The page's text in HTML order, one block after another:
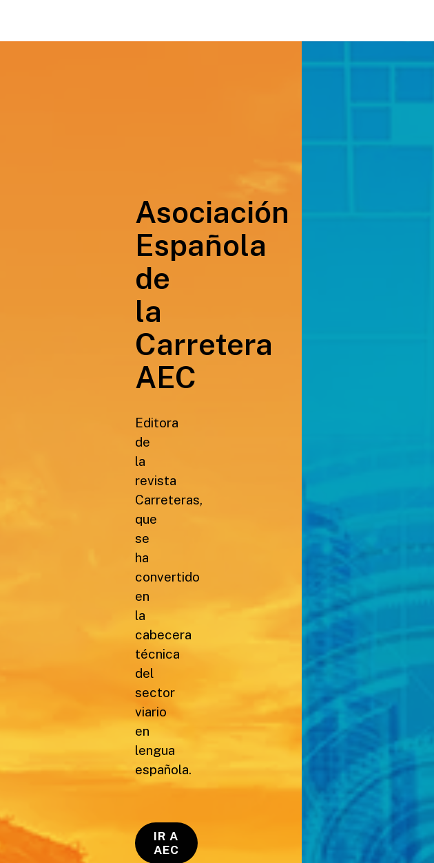
Asociación
Española
de
la
Carretera
AEC
Editora
de
la
revista
Carreteras,
que
se
ha
convertido
en
la
cabecera
técnica
del
sector
viario
en
lengua
española.
IR A
AEC